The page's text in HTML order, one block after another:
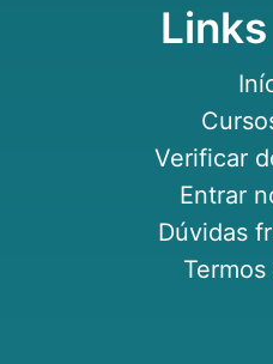
Verificar
Entrar
Dúvidas